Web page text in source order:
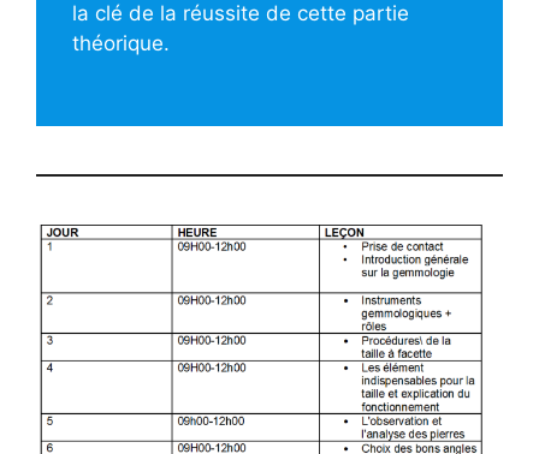
la clé de la réussite de cette partie
théorique.